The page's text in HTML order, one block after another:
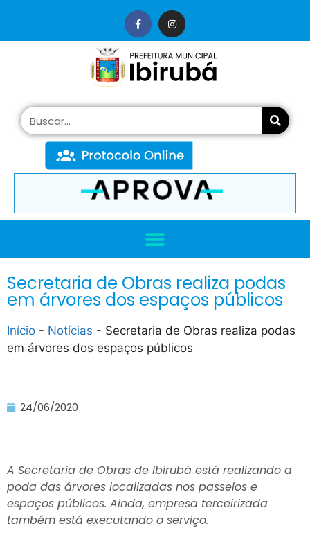
Secretaria de Obras realiza podas
em árvores dos espaços públicos
Início - Notícias - Secretaria de Obras realiza podas
em árvores dos espaços públicos
24/06/2020
A Secretaria de Obras de Ibirubá está realizando a
poda das árvores localizadas nos passeios e
espaços públicos. Ainda, empresa terceirizada
também está executando o serviço.